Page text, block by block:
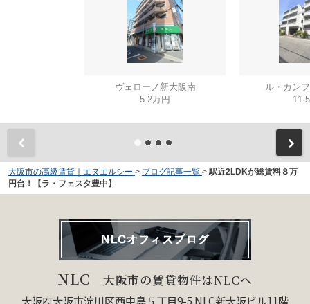
ヴェローノ新大阪南
5.2万円
ル・カン
大阪市の高級賃貸｜エヌエルシー > ブログ記事一覧 > 駅近2LDKが総賃料８万
円台！【ラ・フェスタ豊中】
NLC 大阪市の賃貸物件はNLCへ
大阪府大阪市淀川区西中島５丁目9-5 NLC新大阪ビル11階